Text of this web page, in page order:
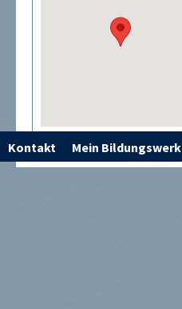
Kontakt Mein Bildungswerk